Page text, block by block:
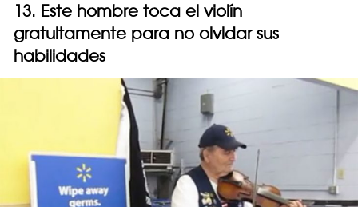
13. Este hombre toca el violín
gratuitamente para no olvidar sus
habilidades